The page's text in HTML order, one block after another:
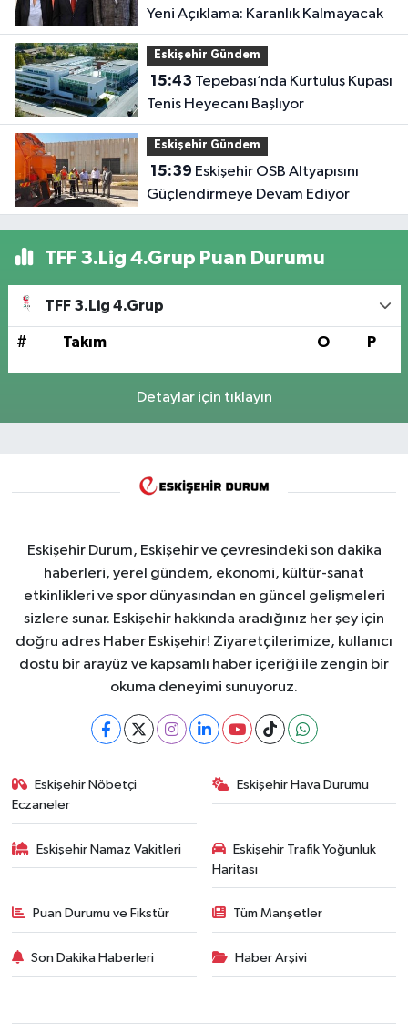
Yeni Açıklama: Karanlık Kalmayacak
Eskişehir Gündem
15:43
Tenis Heyecanı Başlıyor
Eskişehir Gündem
15:39
Güçlendirmeye Devam Ediyor
TFF 3.Lig 4.Grup Puan Durumu
TFF 3.Lig 4.Grup
# Takım O P
Detaylar için tıklayın
Eskişehir Durum, Eskişehir ve çevresindeki son dakika
haberleri, yerel gündem, ekonomi, kültür-sanat
etkinlikleri ve spor dünyasından en güncel gelişmeleri
sizlere sunar. Eskişehir hakkında aradığınız her şey için
doğru adres Haber Eskişehir! Ziyaretçilerimize, kullanıcı
dostu bir arayüz ve kapsamlı haber içeriği ile zengin bir
okuma deneyimi sunuyoruz.
Eskişehir Nöbetçi
Eczaneler
Eskişehir Hava Durumu
Eskişehir Namaz Vakitleri
Eskişehir Trafik Yoğunluk
Haritası
Puan Durumu ve Fikstür Tüm Manşetler
Son Dakika Haberleri Haber Arşivi